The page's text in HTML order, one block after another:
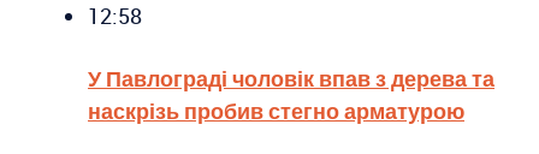
12:58
У Павлограді чоловік впав з дерева та
наскрізь пробив стегно арматурою